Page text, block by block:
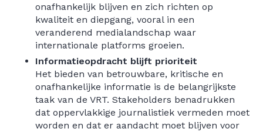
onafhankelijk blijven en zich richten op
kwaliteit en diepgang, vooral in een
veranderend medialandschap waar
internationale platforms groeien.
Informatieopdracht blijft prioriteit
Het bieden van betrouwbare, kritische en
onafhankelijke informatie is de belangrijkste
taak van de VRT. Stakeholders benadrukken
dat oppervlakkige journalistiek vermeden moet
worden en dat er aandacht moet blijven voor